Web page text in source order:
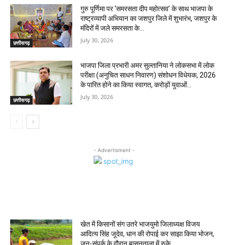
छत्तीसगढ़
गुरु पूर्णिमा पर ‘समरसता दीप महोत्सव’ के साथ भाजपा के
राष्ट्रव्यापी अभियान का जशपुर जिले में शुभारंभ, जशपुर के
मंदिरों में जले समरसता के...
July 30, 2026
छत्तीसगढ़
भाजपा जिला प्रभारी अमर सुल्तानिया ने लोकसभा में लोक
परीक्षा (अनुचित साधन निवारण) संशोधन विधेयक, 2026
के पारित होने का किया स्वागत, करोड़ों युवाओं...
July 30, 2026
- Advertisment -
खेत में किसानों संग उतरे भाजयुमो जिलाध्यक्ष विजय
आदित्य सिंह जूदेव, धान की रोपाई कर साझा किया भोजन,